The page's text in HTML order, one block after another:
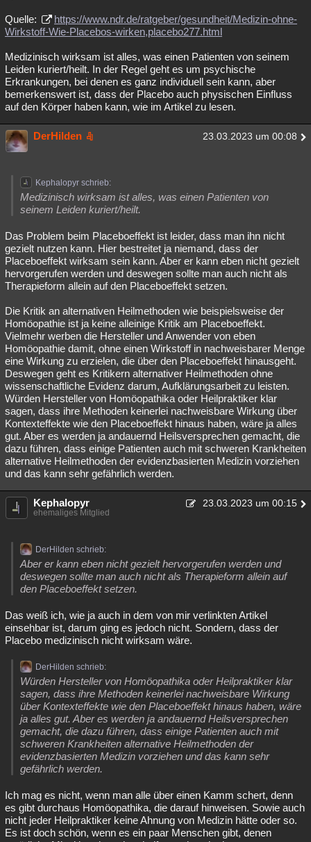
Quelle:
https://www.ndr.de/ratgeber/gesundheit/Medizin-ohne-
Wirkstoff-Wie-Placebos-wirken,placebo277.html
Medizinisch wirksam ist alles, was einen Patienten von seinem
Leiden kuriert/heilt. In der Regel geht es um psychische
Erkrankungen, bei denen es ganz individuell sein kann, aber
bemerkenswert ist, dass der Placebo auch physischen Einfluss
auf den Körper haben kann, wie im Artikel zu lesen.
DerHilden 23.03.2023 um 00:08
Kephalopyr schrieb:
Medizinisch wirksam ist alles, was einen Patienten von
seinem Leiden kuriert/heilt.
Das Problem beim Placeboeffekt ist leider, dass man ihn nicht
gezielt nutzen kann. Hier bestreitet ja niemand, dass der
Placeboeffekt wirksam sein kann. Aber er kann eben nicht gezielt
hervorgerufen werden und deswegen sollte man auch nicht als
Therapieform allein auf den Placeboeffekt setzen.
Die Kritik an alternativen Heilmethoden wie beispielsweise der
Homöopathie ist ja keine alleinige Kritik am Placeboeffekt.
Vielmehr werben die Hersteller und Anwender von eben
Homöopathie damit, ohne einen Wirkstoff in nachweisbarer Menge
eine Wirkung zu erzielen, die über den Placeboeffekt hinausgeht.
Deswegen geht es Kritikern alternativer Heilmethoden ohne
wissenschaftliche Evidenz darum, Aufklärungsarbeit zu leisten.
Würden Hersteller von Homöopathika oder Heilpraktiker klar
sagen, dass ihre Methoden keinerlei nachweisbare Wirkung über
Kontexteffekte wie den Placeboeffekt hinaus haben, wäre ja alles
gut. Aber es werden ja andauernd Heilsversprechen gemacht, die
dazu führen, dass einige Patienten auch mit schweren Krankheiten
alternative Heilmethoden der evidenzbasierten Medizin vorziehen
und das kann sehr gefährlich werden.
Kephalopyr 23.03.2023 um 00:15
ehemaliges Mitglied
DerHilden schrieb:
Aber er kann eben nicht gezielt hervorgerufen werden und
deswegen sollte man auch nicht als Therapieform allein auf
den Placeboeffekt setzen.
Das weiß ich, wie ja auch in dem von mir verlinkten Artikel
einsehbar ist, darum ging es jedoch nicht. Sondern, dass der
Placebo medizinisch nicht wirksam wäre.
DerHilden schrieb:
Würden Hersteller von Homöopathika oder Heilpraktiker klar
sagen, dass ihre Methoden keinerlei nachweisbare Wirkung
über Kontexteffekte wie den Placeboeffekt hinaus haben, wäre
ja alles gut. Aber es werden ja andauernd Heilsversprechen
gemacht, die dazu führen, dass einige Patienten auch mit
schweren Krankheiten alternative Heilmethoden der
evidenzbasierten Medizin vorziehen und das kann sehr
gefährlich werden.
Ich mag es nicht, wenn man alle über einen Kamm schert, denn
es gibt durchaus Homöopathika, die darauf hinweisen. Sowie auch
nicht jeder Heilpraktiker keine Ahnung von Medizin hätte oder so.
Es ist doch schön, wenn es ein paar Menschen gibt, denen